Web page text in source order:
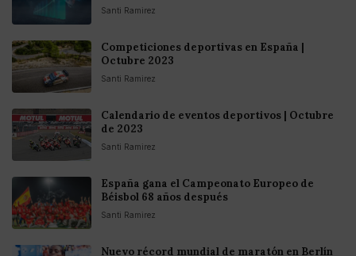
Santi Ramirez
Competiciones deportivas en España |
Octubre 2023
Santi Ramirez
Calendario de eventos deportivos | Octubre
de 2023
Santi Ramirez
España gana el Campeonato Europeo de
Béisbol 68 años después
Santi Ramirez
Nuevo récord mundial de maratón en Berlín